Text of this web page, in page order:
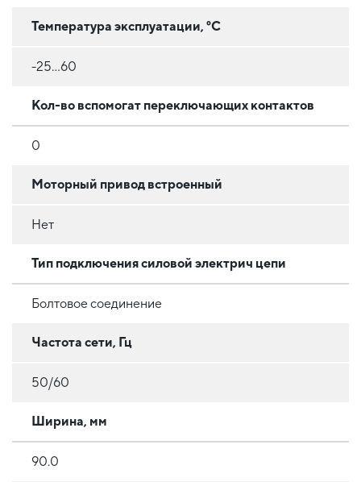
Температура эксплуатации, °C
-25...60
Кол-во вспомогат переключающих контактов
0
Моторный привод встроенный
Нет
Тип подключения силовой электрич цепи
Болтовое соединение
Частота сети, Гц
50/60
Ширина, мм
90.0